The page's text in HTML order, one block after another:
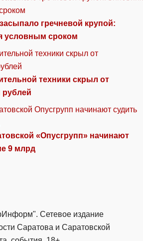
гречневой крупой:
условным сроком
техники скрыл от
рублей
«Опусгрупп» начинают
9 млрд
Сетевое издание
Саратова и Саратовской